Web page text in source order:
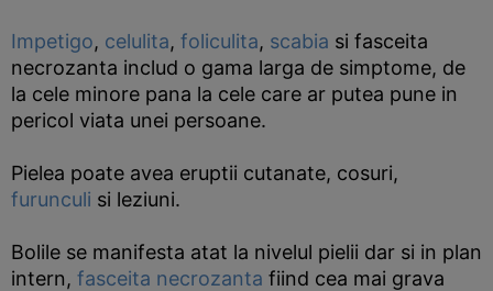
Impetigo, celulita, foliculita, scabia si fasceita
necrozanta includ o gama larga de simptome, de
la cele minore pana la cele care ar putea pune in
pericol viata unei persoane.
Pielea poate avea eruptii cutanate, cosuri,
furunculi si leziuni.
Bolile se manifesta atat la nivelul pielii dar si in plan
intern, fasceita necrozanta fiind cea mai grava